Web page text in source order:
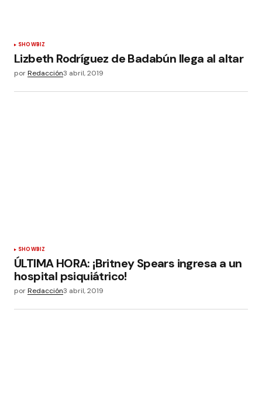
SHOWBIZ
Lizbeth Rodríguez de Badabún llega al altar
porRedacción3 abril, 2019
SHOWBIZ
ÚLTIMA HORA: ¡Britney Spears ingresa a un
hospital psiquiátrico!
porRedacción3 abril, 2019